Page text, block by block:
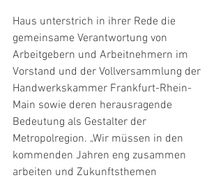
Haus unterstrich in ihrer Rede die
gemeinsame Verantwortung von
Arbeitgebern und Arbeitnehmern im
Vorstand und der Vollversammlung der
Handwerkskammer Frankfurt-Rhein-
Main sowie deren herausragende
Bedeutung als Gestalter der
Metropolregion. „Wir müssen in den
kommenden Jahren eng zusammen
arbeiten und Zukunftsthemen